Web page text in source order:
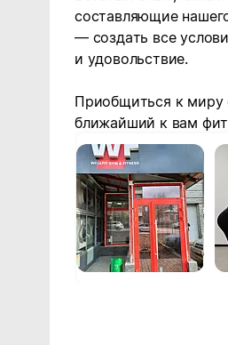
составляющие
— создать все
и удовольствие.
Приобщиться к миру
ближайший к вам